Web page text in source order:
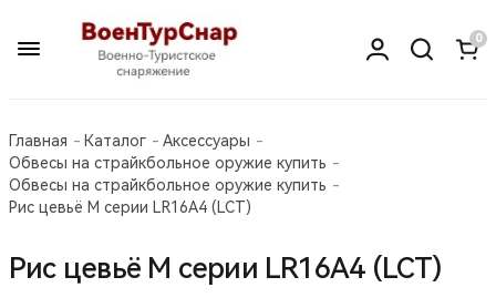
0
Главная Каталог
Аксессуары
Обвесы на страйкбольное оружие купить
Обвесы на страйкбольное оружие купить
Рис цевьё М серии LR16A4 (LCT)
Рис цевьё М серии LR16A4 (LCT)